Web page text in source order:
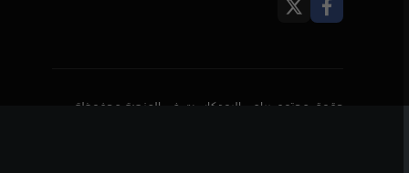
حقوق محتوى برامج البودكاست في المنصة محفوظة